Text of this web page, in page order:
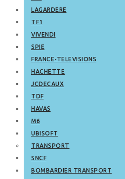
LAGARDERE
TF1
VIVENDI
SPIE
FRANCE-TELEVISIONS
HACHETTE
JCDECAUX
TDF
HAVAS
M6
UBISOFT
TRANSPORT
SNCF
BOMBARDIER TRANSPORT